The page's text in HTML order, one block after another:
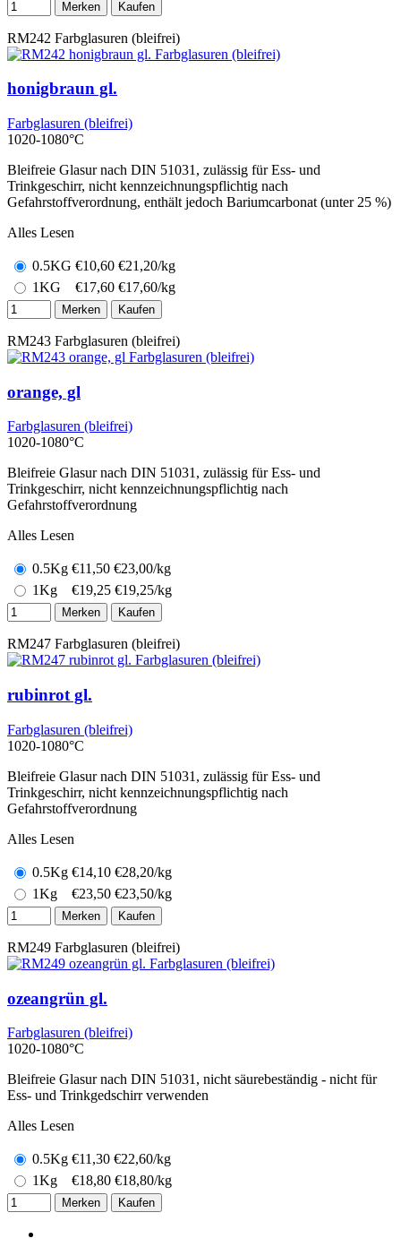
Merken Kaufen
RM242 Farbglasuren (bleifrei)
honigbraun gl.
Farbglasuren (bleifrei)
1020-1080°C
Bleifreie Glasur nach DIN 51031, zulässig für Ess- und
Trinkgeschirr, nicht kennzeichnungspflichtig nach
Gefahrstoffverordnung, enthält jedoch Bariumcarbonat (unter 25 %)
Alles Lesen
0.5KG €10,60 €21,20/kg
1KG
€17,60 €17,60/kg
Merken Kaufen
RM243 Farbglasuren (bleifrei)
orange, gl
Farbglasuren (bleifrei)
1020-1080°C
Bleifreie Glasur nach DIN 51031, zulässig für Ess- und
Trinkgeschirr, nicht kennzeichnungspflichtig nach
Gefahrstoffverordnung
Alles Lesen
0.5Kg €11,50 €23,00/kg
1Kg
€19,25 €19,25/kg
Merken Kaufen
RM247 Farbglasuren (bleifrei)
rubinrot gl.
Farbglasuren (bleifrei)
1020-1080°C
Bleifreie Glasur nach DIN 51031, zulässig für Ess- und
Trinkgeschirr, nicht kennzeichnungspflichtig nach
Gefahrstoffverordnung
Alles Lesen
0.5Kg €14,10 €28,20/kg
1Kg
€23,50 €23,50/kg
Merken Kaufen
RM249 Farbglasuren (bleifrei)
ozeangrün gl.
Farbglasuren (bleifrei)
1020-1080°C
Bleifreie Glasur nach DIN 51031, nicht säurebeständig - nicht für
Ess- und Trinkgedschirr verwenden
Alles Lesen
0.5Kg €11,30 €22,60/kg
1Kg
€18,80 €18,80/kg
Merken Kaufen